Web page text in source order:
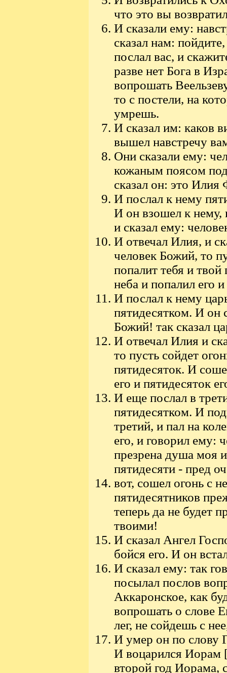
что это вы
И сказали ему:
сказал нам:
послал вас, и
разве нет Бога в
вопрошать
то с постели, на
умрешь.
И сказал им: каков
вышел навстречу
Они сказали ему:
кожаным поясом
сказал он: это Илия
И послал к нему
И он взошел к нему,
и сказал ему:
И отвечал Илия, и
человек Божий, то
попалит тебя и
неба и попалил его
И послал к нему
пятидесятком. И он
Божий! так сказал
И отвечал Илия и
то пусть сойдет
пятидесяток. И
его и пятидесяток
И еще послал в
пятидесятком. И
третий, и пал на
его, и говорил ему:
презрена душа моя
пятидесяти - пред
вот, сошел огонь с
пятидесятников
теперь да не будет
твоими!
И сказал Ангел
бойся его. И он
И сказал ему: так
посылал послов
Аккаронское, как
вопрошать о слове
лег, не сойдешь с
И умер он по слову
И воцарился Иорам
второй год Иорама,